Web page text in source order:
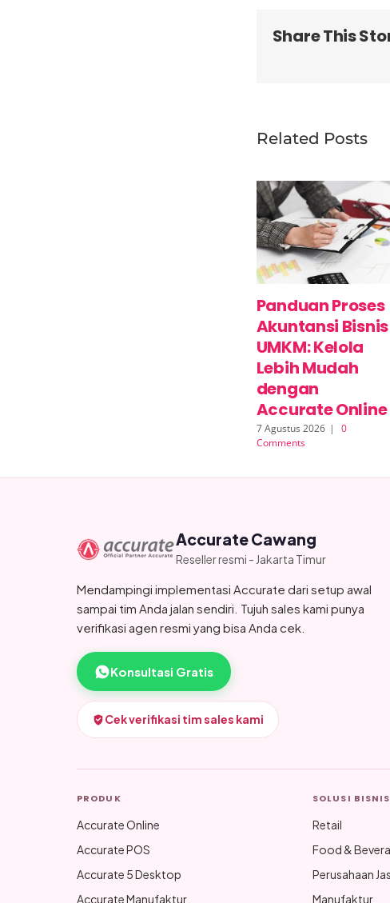
Share This
Related Posts
Panduan Proses
Akuntansi Bisnis
UMKM: Kelola
Lebih Mudah
dengan
Accurate Online
7 Agustus 2026 |
0
Comments
Accurate Cawang
Reseller resmi - Jakarta Timur
Mendampingi implementasi Accurate dari setup awal
sampai tim Anda jalan sendiri. Tujuh sales kami punya
verifikasi agen resmi yang bisa Anda cek.
Konsultasi Gratis
Cek verifikasi tim sales kami
PRODUK
Accurate Online
Accurate POS
Accurate 5 Desktop
Accurate Manufaktur
SOLUSI BISNIS
Retail
Food &
Perusahaan
Manufaktur